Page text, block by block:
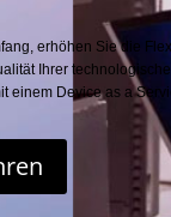
erhöhen Sie die
Ihrer
einem Device as a